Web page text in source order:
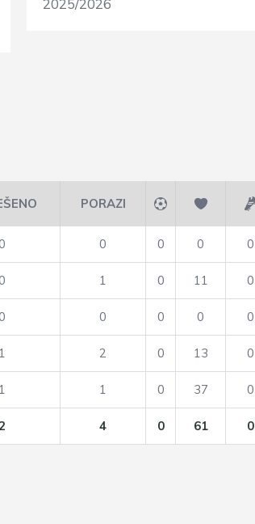
2025/2026
PORAZI
0 0 0 0
1 0 11 0
0 0 0 0
1 2 0 13 0
1 1 0 37 0
4 0 61 0